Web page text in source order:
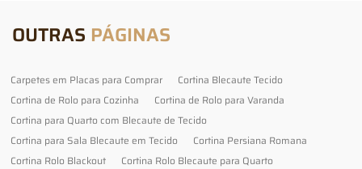
OUTRAS PÁGINAS
Carpetes em Placas para Comprar
Cortina Blecaute Tecido
Cortina de Rolo para Cozinha
Cortina de Rolo para Varanda
Cortina para Quarto com Blecaute de Tecido
Cortina para Sala Blecaute em Tecido
Cortina Persiana Romana
Cortina Rolo Blackout
Cortina Rolo Blecaute para Quarto